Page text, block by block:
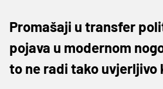
Promašaji u transfer
pojava u modernom
to ne radi tako uvjerljivo